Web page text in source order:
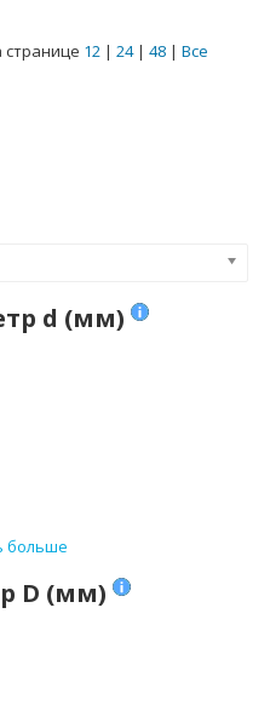
12 | 24| 48| Все
d (мм)
больше
D (мм)